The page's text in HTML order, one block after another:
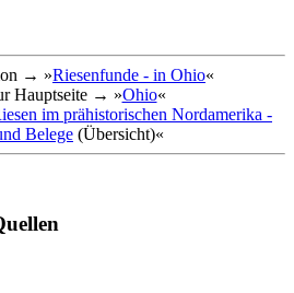
→ »Riesenfunde - in Ohio«
Hauptseite → »Ohio«
im prähistorischen Nordamerika -
Belege (Übersicht)«